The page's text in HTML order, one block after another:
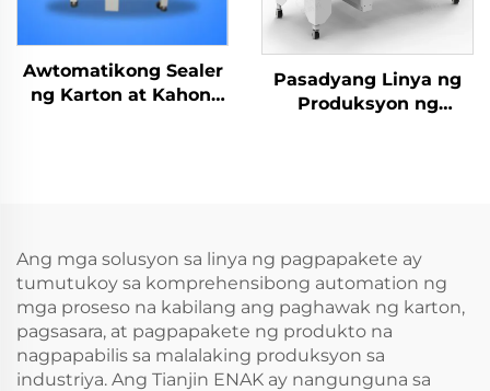
Awtomatikong Sealer
ng Karton at Kahon,
Pasadyang Linya ng
Produksyon ng
Pagpapatapos, ENKF-
02
Ang mga solusyon sa linya ng pagpapakete ay
tumutukoy sa komprehensibong automation ng
mga proseso na kabilang ang paghawak ng karton,
pagsasara, at pagpapakete ng produkto na
nagpapabilis sa malalaking produksyon sa
industriya. Ang Tianjin ENAK ay nangunguna sa